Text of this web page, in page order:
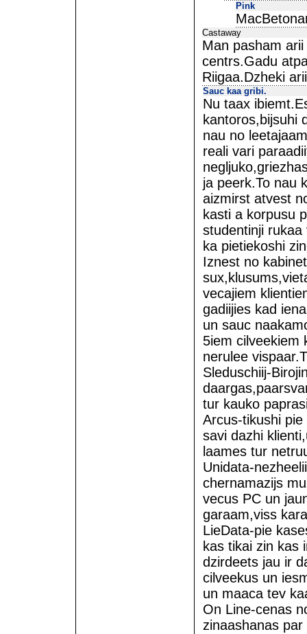
Pink
Castaway
Man pasham
centrs.Gadu
Riigaa.Dzheki
Sauc kaa gribi.
Nu taax
kantoros,bijsuhi
nau no
reali vari
ja peerk.To nau
aizmirst atvest
kasti a korpusu
studentinji
ka pietiekoshi
Iznest no
vecajiem
gadiijies kad
un sauc
5iem cilveekiem
nerulee
Sleduschiij-
tur kauko
Arcus-tikushi
savi dazhi
laames tur
Unidata-
chernamazijs
vecus PC un
garaam,viss
LieData-pie
kas tikai zin kas
dzirdeets jau ir
cilveekus un
un maaca tev
On Line-cenas
zinaashanas